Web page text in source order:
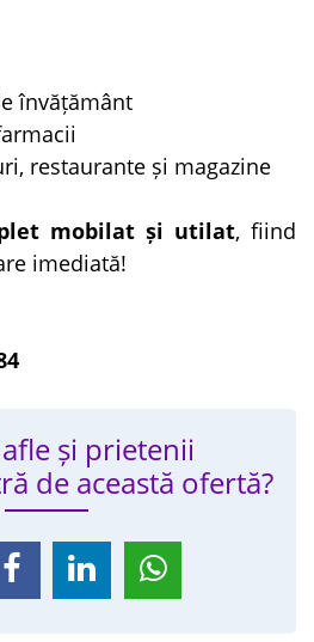
învățământ
restaurante și magazine
mobilat și utilat, fiind
imediată!
și prietenii
de această ofertă?